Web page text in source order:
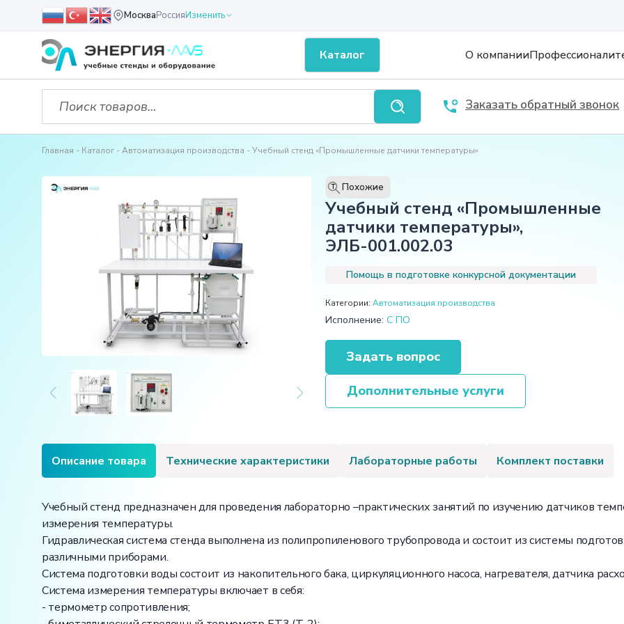
МоскваРоссияИзменить
Каталог О компании
Заказать обратный звонок
Главная Каталог Автоматизация производства Учебный стенд «Промышленные датчики температуры»
T Похожие
Учебный стенд «Промышленные
датчики температуры»,
ЭЛБ-001.002.03
Помощь в подготовке конкурсной документации
Категории: Автоматизация производства
Исполнение: С ПО
Задать вопрос
Дополнительные услуги
Описание товара Технические характеристики Лабораторные работы Комплект поставки
Учебный стенд предназначен для проведения лабораторно –практических занятий по изучению датчиков
измерения температуры.
Гидравлическая система стенда выполнена из полипропиленового трубопровода и состоит из системы
различными приборами.
Система подготовки воды состоит из накопительного бака, циркуляционного насоса, нагревателя, датчика
Система измерения температуры включает в себя:
- термометр сопротивления;